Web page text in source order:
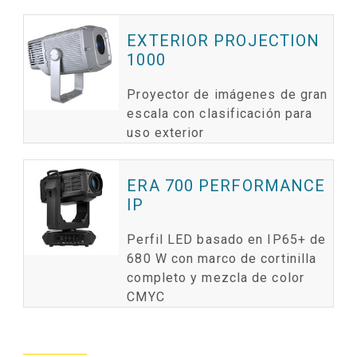
EXTERIOR PROJECTION
1000
Proyector de imágenes de gran
escala con clasificación para
uso exterior
ERA 700 PERFORMANCE
IP
Perfil LED basado en IP65+ de
680 W con marco de cortinilla
completo y mezcla de color
CMYC